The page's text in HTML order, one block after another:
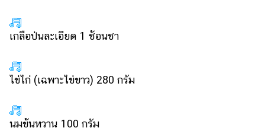
เกลือป่นละเอียด 1 ช้อนชา
ไข่ไก่ (เฉพาะไข่ขาว) 280 กรัม
นมข้นหวาน 100 กรัม